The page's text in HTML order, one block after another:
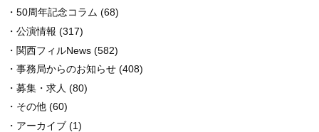
50周年記念コラム (68)
公演情報 (317)
関西フィルNews(582)
事務局からのお知らせ(408)
募集・求人 (80)
その他(60)
アーカイブ(1)